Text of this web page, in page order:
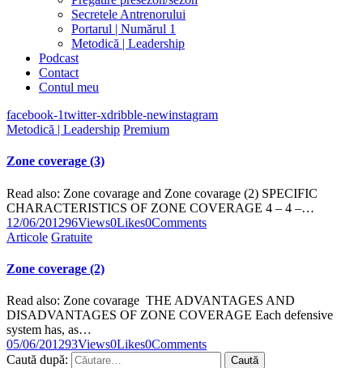
Secretele Antrenorului
Portarul | Numărul 1
Metodică | Leadership
Podcast
Contact
Contul meu
facebook-1twitter-xdribble-newinstagram
Metodică | Leadership Premium
Zone coverage (3)
Read also: Zone covarage and Zone covarage (2) SPECIFIC
CHARACTERISTICS OF ZONE COVERAGE 4 – 4 –…
12/06/201296Views0Likes0Comments
Articole Gratuite
Zone coverage (2)
Read also: Zone covarage THE ADVANTAGES AND
DISADVANTAGES OF ZONE COVERAGE Each defensive
system has, as…
05/06/201293Views0Likes0Comments
Caută după: